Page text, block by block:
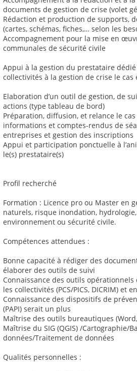
documents de gestion de crise (volet
Rédaction et production de supports,
(cartes, schémas, fiches,… selon les
Accompagnement pour la mise en
communales de sécurité civile
Appui à la gestion du prestataire
collectivités à la gestion de crise le cas
Elaboration d’un outil de gestion, de
actions (type tableau de bord)
Préparation, diffusion, et relance le
informations et comptes-rendus de
entreprises et gestion des inscriptions
Appui et participation ponctuelle à
le(s) prestataire(s)
Profil recherché
Formation : Licence pro ou Master en
naturels, risque inondation,
environnement ou sécurité civile.
Compétences attendues :
Bonne capacité à rédiger des
élaborer des outils de suivi
Connaissance des outils
les collectivités (PCS/PICS, DICRIM) et
Connaissance des dispositifs de
(PAPI) serait un plus
Maîtrise des outils bureautiques
Maîtrise du SIG (QGIS) /Cartographie/
données/Traitement de données
Qualités personnelles :